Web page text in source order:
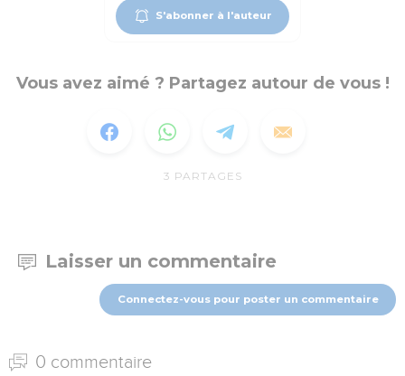
S'abonner à l'auteur
Vous avez aimé ? Partagez autour de vous !
3 PARTAGES
Laisser un commentaire
Connectez-vous pour poster un commentaire
0 commentaire